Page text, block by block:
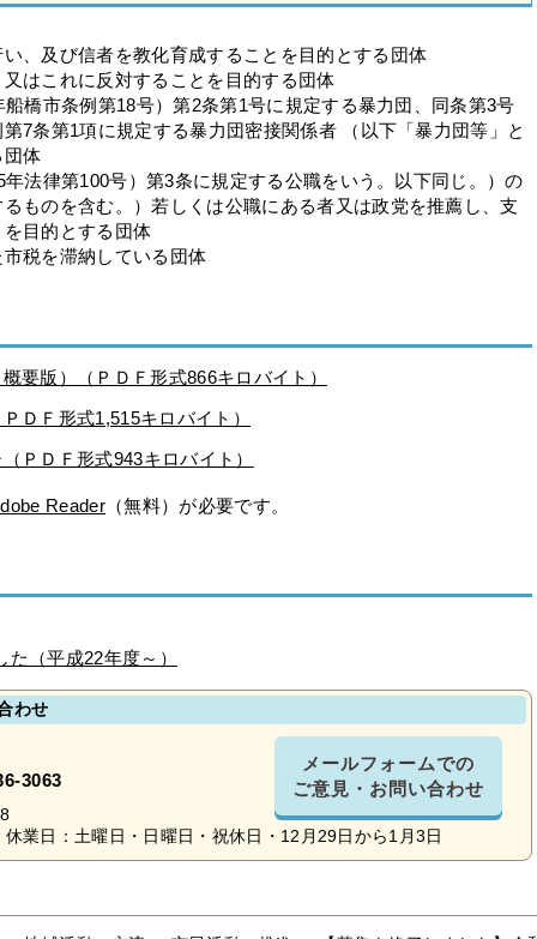
、及び信者を教化育成することを目的とする団体
はこれに反対することを目的する団体
橋市条例第18号）第2条第1号に規定する暴力団、同条第3号
7条第1項に規定する暴力団密接関係者 （以下「暴力団等」と
団体
法律第100号）第3条に規定する公職をいう。以下同じ。）の
ものを含む。）若しくは公職にある者又は政党を推薦し、支
目的とする団体
税を滞納している団体
版）（ＰＤＦ形式866キロバイト）
ＤＦ形式1,515キロバイト）
ＰＤＦ形式943キロバイト）
Reader （無料）が必要です。
（平成22年度～）
わせ
3063
メールフォームでの
ご意見・お問い合わせ
業日：土曜日・日曜日・祝休日・12月29日から1月3日